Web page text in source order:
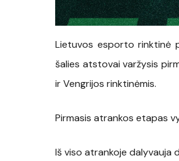
Lietuvos esporto rinktinė
šalies atstovai varžysis
ir Vengrijos rinktinėmis.
Pirmasis atrankos etapas
Iš viso atrankoje dalyvauja